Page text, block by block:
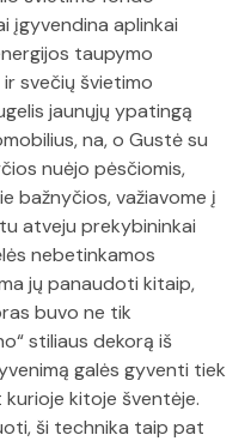
įgyvendina aplinkai
taupymo
svečių švietimo
jaunųjų ypatingą
na, o Gustė su
nuėjo pėsčiomis,
bažnyčios, važiavome į
atveju prekybininkai
nebetinkamos
jų panaudoti kitaip,
buvo ne tik
stiliaus dekorą iš
galės gyventi tiek
kitoje šventėje.
ši technika taip pat